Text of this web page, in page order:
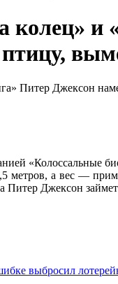
колец» и
«Колоссальные
метров, а вес —
Джексон